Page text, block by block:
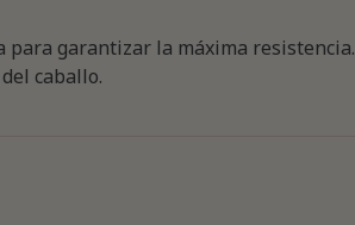
para garantizar la máxima resistencia.
caballo.